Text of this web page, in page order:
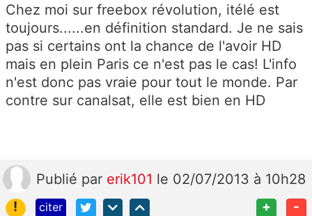
Chez moi sur freebox révolution, itélé est
toujours......en définition standard. Je ne sais
pas si certains ont la chance de l'avoir HD
mais en plein Paris ce n'est pas le cas! L'info
n'est donc pas vraie pour tout le monde. Par
contre sur canalsat, elle est bien en HD
Publié par erik101 le 02/07/2013 à 10h28
!
citer + -